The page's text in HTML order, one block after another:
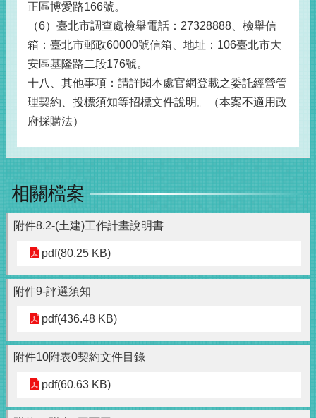
正區博愛路166號。
（6）臺北市調查處檢舉電話：27328888、檢舉信
箱：臺北市郵政60000號信箱、地址：106臺北市大
安區基隆路二段176號。
十八、其他事項：請詳閱本處官網登載之委託經營管
理契約、投標須知等招標文件說明。（本案不適用政
府採購法）
相關檔案
附件8.2-(土建)工作計畫說明書
pdf(80.25 KB)
附件9-評選須知
pdf(436.48 KB)
附件10附表0契約文件目錄
pdf(60.63 KB)